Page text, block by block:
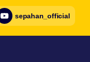
sepahan_official